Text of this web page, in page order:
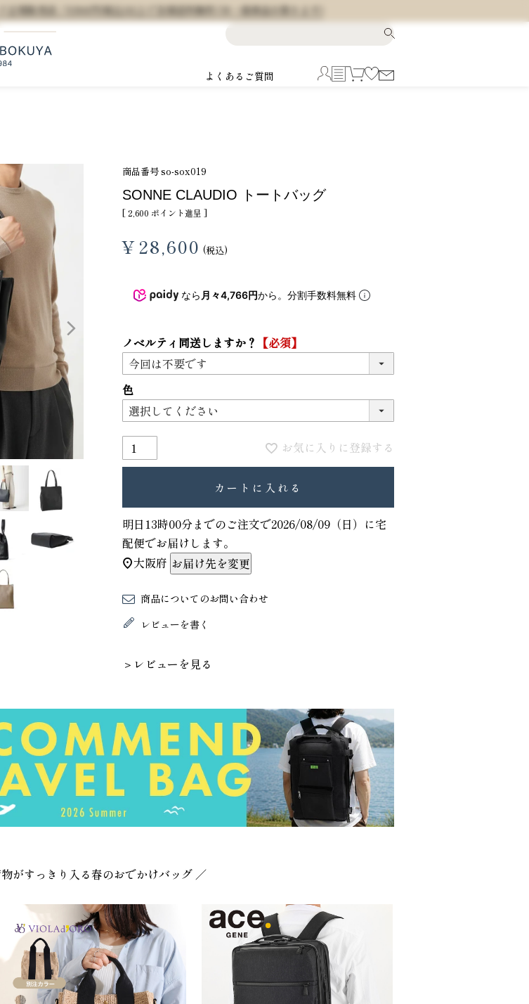
正規販売店 / 5,500円(税込)以上で全国送料無料 (※一部商品を除きます)
よくあるご質問
ター ウィロー ウエス
GRIMM LAB アルファベット スエ
ード巾着
5
VIOLAdORO TRERO トレロ トー
トバッグ
商品番号so-sox019
SONNE CLAUDIO トートバッグ
[ 2,600 ポイント進呈 ]
¥ 28,600 税込
なら 月々4,766円から。分割手数料無料
ノベルティ同送しますか？ 【必須】
色
お気に入りに登録する
カートに入れる
明日 13時00分までのご注文で2026/08/09（日） に宅
配便でお届けします。
大阪府 お届け先を変更
商品についてのお問い合わせ
レビューを書く
＞レビューを見る
がすっきり入る春のおでかけバッグ ／